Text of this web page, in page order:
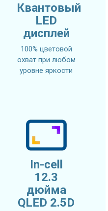
Квантовый
LED
дисплей
100% цветовой
охват при любом
уровне яркости
In-cell
12.3
дюйма
QLED 2.5D